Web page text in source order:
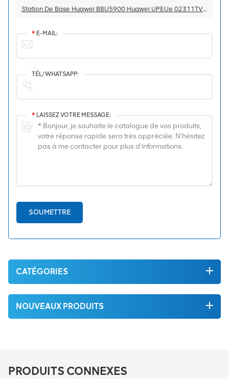
Station De Base Huawei BBU5900 Huawei UPEUe 02311TVH WD2M0UPEUE00 Unité D'interface Alimentation Et Environnement
* E-MAIL:
TÉL/WHATSAPP:
* LAISSEZ VOTRE MESSAGE:
SOUMETTRE
CATÉGORIES
NOUVEAUX PRODUITS
PRODUITS CONNEXES